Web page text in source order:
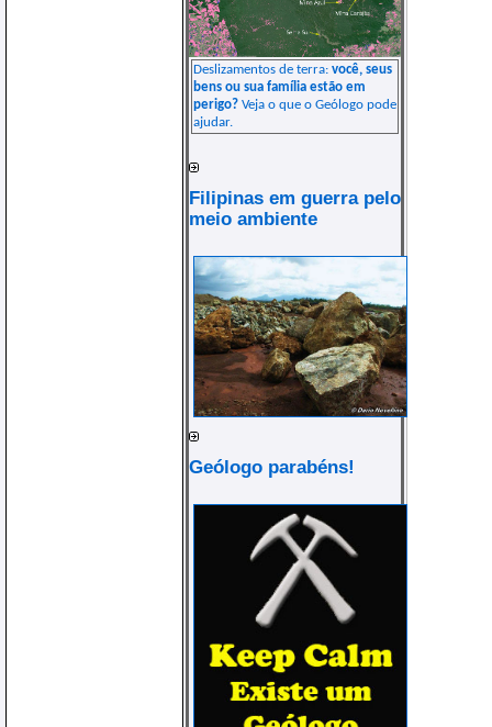
Deslizamentos de terra: você, seus
bens ou sua família estão em
perigo? Veja o que o Geólogo pode
ajudar.
Filipinas em guerra pelo
meio ambiente
Geólogo parabéns!